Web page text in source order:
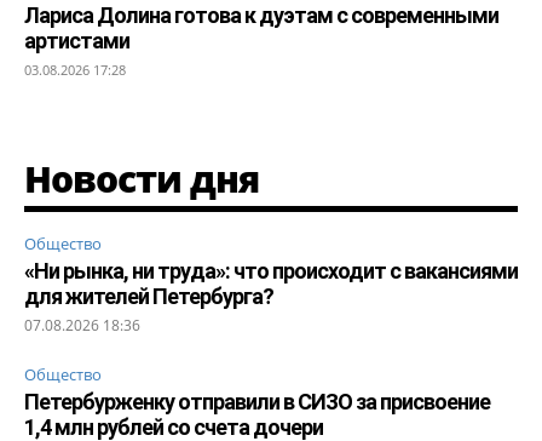
Лариса Долина готова к дуэтам с современными
артистами
03.08.2026 17:28
Новости дня
Общество
«Ни рынка, ни труда»: что происходит с вакансиями
для жителей Петербурга?
07.08.2026 18:36
Общество
Петербурженку отправили в СИЗО за присвоение
1,4 млн рублей со счета дочери